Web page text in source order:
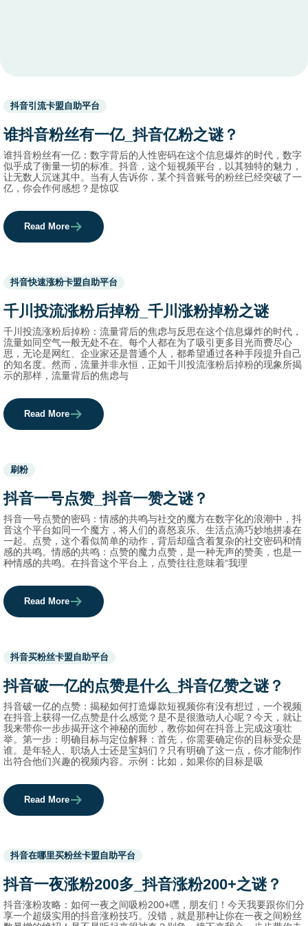
Used
before
category
names.
抖音引流卡盟自助平台
谁抖音粉丝有一亿_抖音亿粉之谜？
谁抖音粉丝有一亿：数字背后的人性密码在这个信息爆炸的时代，数字
似乎成了衡量一切的标准。抖音，这个短视频平台，以其独特的魅力，
让无数人沉迷其中。当有人告诉你，某个抖音账号的粉丝已经突破了一
亿，你会作何感想？是惊叹
Read More
Used
before
category
names.
抖音快速涨粉卡盟自助平台
千川投流涨粉后掉粉_千川涨粉掉粉之谜
千川投流涨粉后掉粉：流量背后的焦虑与反思在这个信息爆炸的时代，
流量如同空气一般无处不在。每个人都在为了吸引更多目光而费尽心
思，无论是网红、企业家还是普通个人，都希望通过各种手段提升自己
的知名度。然而，流量并非永恒，正如千川投流涨粉后掉粉的现象所揭
示的那样，流量背后的焦虑与
Read More
Used
before
category
names.
刷粉
抖音一号点赞_抖音一赞之谜？
抖音一号点赞的密码：情感的共鸣与社交的魔方在数字化的浪潮中，抖
音这个平台如同一个魔方，将人们的喜怒哀乐、生活点滴巧妙地拼凑在
一起。点赞，这个看似简单的动作，背后却蕴含着复杂的社交密码和情
感的共鸣。情感的共鸣：点赞的魔力点赞，是一种无声的赞美，也是一
种情感的共鸣。在抖音这个平台上，点赞往往意味着“我理
Read More
Used
before
category
names.
抖音买粉丝卡盟自助平台
抖音破一亿的点赞是什么_抖音亿赞之谜？
抖音破一亿的点赞：揭秘如何打造爆款短视频你有没有想过，一个视频
在抖音上获得一亿点赞是什么感觉？是不是很激动人心呢？今天，就让
我来带你一步步揭开这个神秘的面纱，教你如何在抖音上完成这项壮
举。第一步：明确目标与定位解释：首先，你需要确定你的目标受众是
谁。是年轻人、职场人士还是宝妈们？只有明确了这一点，你才能制作
出符合他们兴趣的视频内容。示例：比如，如果你的目标是吸
Read More
Used
before
category
names.
抖音在哪里买粉丝卡盟自助平台
抖音一夜涨粉200多_抖音涨粉200+之谜？
抖音涨粉攻略：如何一夜之间吸粉200+嘿，朋友们！今天我要跟你们分
享一个超级实用的抖音涨粉技巧。没错，就是那种让你在一夜之间粉丝